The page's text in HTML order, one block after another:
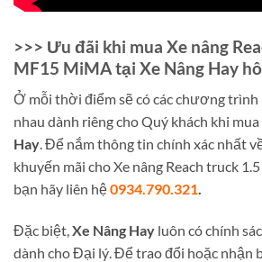
>>> Ưu đãi khi mua Xe nâng
MF15 MiMA tại Xe Nâng Hay
Ở mỗi thời điểm sẽ có các chương trình
nhau dành riêng cho Quý khách khi
Hay. Để nắm thông tin chính xác nhất
khuyến mãi cho Xe nâng Reach truck
bạn hãy liên hệ0934.790.321.
Đặc biệt,Xe Nâng Hay luôn có chính
dành cho Đại lý. Để trao đổi hoặc nhận